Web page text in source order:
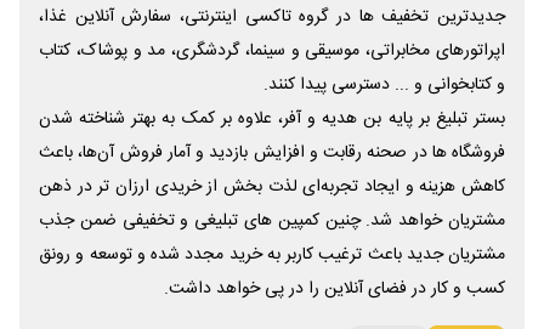
جدیدترین تخفیف ها در گروه تاکسی اینترنتی، سفارش آنلاین غذا،
اپراتورهای مخابراتی، موسیقی و سینما، گردشگری، مد و پوشاک، کتاب
و کتابخوانی و ... دسترسی پیدا کنند.
بستر تبلیغ بر پایه بن هدیه و آفر، علاوه بر کمک به بهتر شناخته شدن
فروشگاه ها در صحنه رقابت و افزایش بازدید و آمار فروش آن‌ها، باعث
کاهش هزینه و ایجاد تجربه‌ای لذت بخش از خریدی ارزان تر در ذهن
مشتریان خواهد شد. چنین کمپین های تبلیغی و تخفیفی ضمن جذب
مشتریان جدید باعث ترغیب کاربر به خرید مجدد شده و توسعه و رونق
کسب و کار در فضای آنلاین را در پی خواهد داشت.